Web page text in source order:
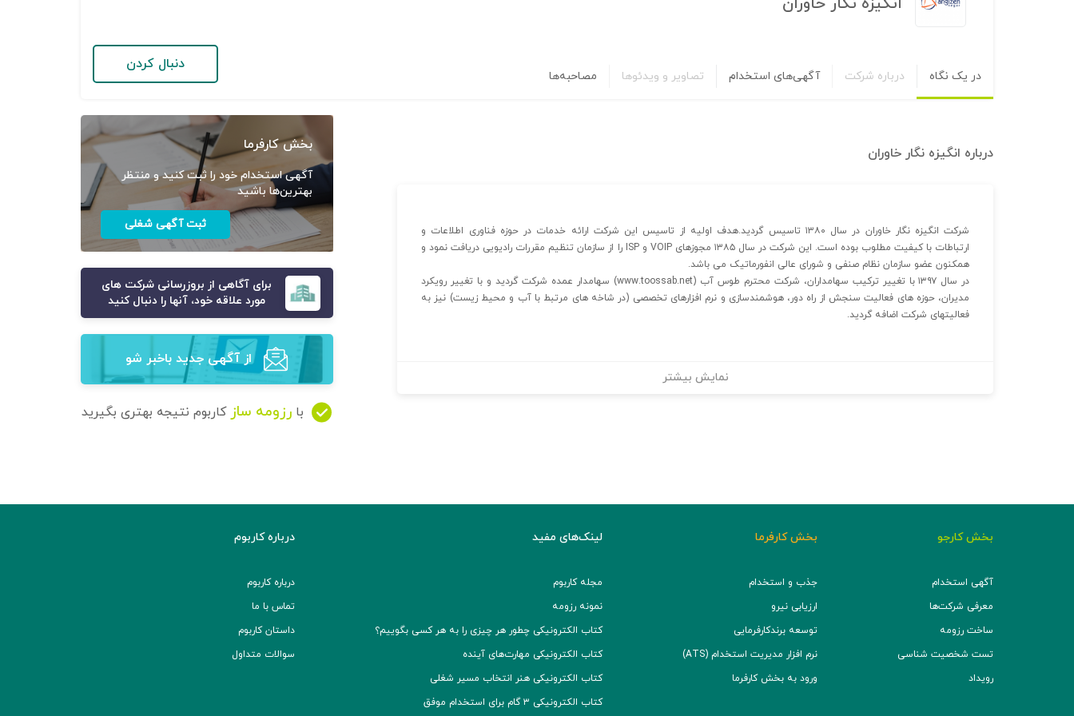
در یک نگاه درباره شرکت آگهی‌های استخدام تصاویر و ویدئوها مصاحبه‌ها
دنبال کردن
درباره انگیزه نگار خاوران
شرکت انگیزه نگار خاوران در سال ۱۳۸۰ تاسیس گردید.هدف اولیه از تاسیس این شرکت ارائه خدمات در حوزه فناوری اطلاعات و
ارتباطات با کیفیت مطلوب بوده است. این شرکت در سال ۱۳۸۵ مجوزهای VOIP و ISP را از سازمان تنظیم مقررات رادیویی دریافت نمود و
همکنون عضو سازمان نظام صنفی و شورای عالی‌ انفورماتیک می باشد.
در سال ۱۳۹۷ با تغییر ترکیب سهامداران، شرکت محترم طوس آب (www.toossab.net) سهامدار عمده شرکت گردید و با تغییر رویکرد
مدیران، حوزه های فعالیت سنجش از راه دور، هوشمندسازی و نرم افزارهای تخصصی (در شاخه های مرتبط با آب و محیط زیست) نیز به
فعالیتهای شرکت اضافه گردید.
نمایش بیشتر
بخش کارفرما
آگهی استخدام خود را ثبت کنید و منتظر
بهترین‌ها باشید
ثبت آگهی شغلی
برای آگاهی از بروزرسانی شرکت های
مورد علاقه خود، آنها را دنبال کنید
از آگهی‌ جدید باخبر شو
با رزومه ساز کاربوم نتیجه بهتری بگیرید
بخش کارجو
آگهی استخدام
معرفی شرکت‌ها
ساخت رزومه
تست شخصیت شناسی
رویداد
بخش کارفرما
جذب و استخدام
ارزیابی نیرو
توسعه برند‌کارفرمایی
نرم افزار مدیریت استخدام (ATS)
ورود به بخش کارفرما
لینک‌های مفید
مجله کاربوم
نمونه رزومه
کتاب الکترونیکی چطور هر چیزی را به هر کسی بگوییم؟
کتاب الکترونیکی مهارت‌های آینده
کتاب الکترونیکی هنر انتخاب مسیر شغلی
کتاب الکترونیکی ۳ گام برای استخدام موفق
درباره کاربوم
درباره کاربوم
تماس با ما
داستان کاربوم
سوالات متداول